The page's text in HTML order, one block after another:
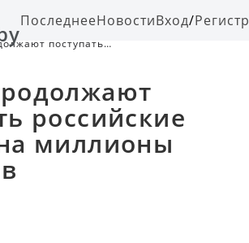
ПоследнееНовостиВход/
поступать
российские
миллионы